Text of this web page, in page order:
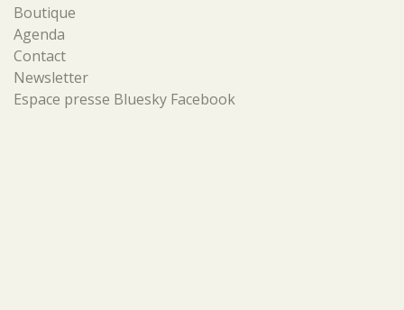
Boutique
Agenda
Contact
Newsletter
Espace presse Bluesky Facebook